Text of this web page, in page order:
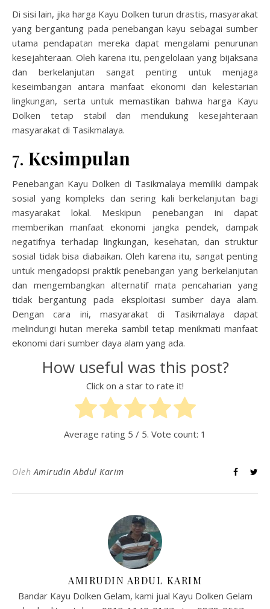
Di sisi lain, jika harga Kayu Dolken turun drastis, masyarakat
yang bergantung pada penebangan kayu sebagai sumber
utama pendapatan mereka dapat mengalami penurunan
kesejahteraan. Oleh karena itu, pengelolaan yang bijaksana
dan berkelanjutan sangat penting untuk menjaga
keseimbangan antara manfaat ekonomi dan kelestarian
lingkungan, serta untuk memastikan bahwa harga Kayu
Dolken tetap stabil dan mendukung kesejahteraan
masyarakat di Tasikmalaya.
7. Kesimpulan
Penebangan Kayu Dolken di Tasikmalaya memiliki dampak
sosial yang kompleks dan sering kali berkelanjutan bagi
masyarakat lokal. Meskipun penebangan ini dapat
memberikan manfaat ekonomi jangka pendek, dampak
negatifnya terhadap lingkungan, kesehatan, dan struktur
sosial tidak bisa diabaikan. Oleh karena itu, sangat penting
untuk mengadopsi praktik penebangan yang berkelanjutan
dan mengembangkan alternatif mata pencaharian yang
tidak bergantung pada eksploitasi sumber daya alam.
Dengan cara ini, masyarakat di Tasikmalaya dapat
melindungi hutan mereka sambil tetap menikmati manfaat
ekonomi dari sumber daya alam yang ada.
How useful was this post?
Click on a star to rate it!
Average rating 5 / 5. Vote count: 1
Oleh Amirudin Abdul Karim
AMIRUDIN ABDUL KARIM
Bandar Kayu Dolken Gelam, kami jual Kayu Dolken Gelam